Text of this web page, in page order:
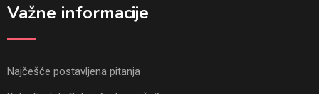
Važne informacije
Najčešće postavljena pitanja